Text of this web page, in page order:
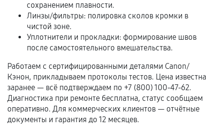
Когда гарантия не действует
Нарушение правил эксплуатации,
механические повреждения, попадание влаги,
Самостоятельный ремонт или вмешательство
третьих лиц.
Естественный износ деталей, если иное не
предусмотрено отдельно.
сохранением плавности.
Линзы/фильтры: полировка сколов кромки в
чистой зоне.
Уплотнители и прокладки: формирование швов
после самостоятельного вмешательства.
Работаем с сертифицированными деталями Canon/
Кэнон, прикладываем протоколы тестов. Цена известна
заранее — всё подтверждаем по +7 (800) 100-47-62.
Диагностика при ремонте бесплатна, статус сообщаем
оперативно. Для коммерческих клиентов — отчётные
документы и гарантия до 12 месяцев.